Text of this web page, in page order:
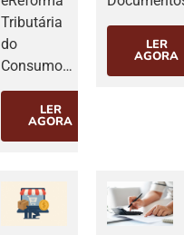
Tributária
do
Consumo…
LER
AGORA
LER
AGORA